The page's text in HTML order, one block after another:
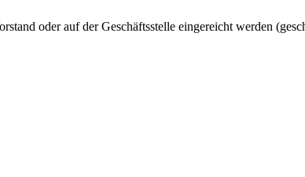
oder auf der Geschäftsstelle eingereicht werden